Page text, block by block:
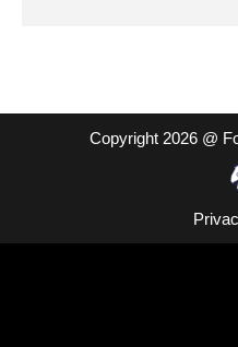
Copyright 2026 @